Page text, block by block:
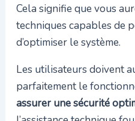
Cela signifie que vous
techniques capables de
d’optimiser le système.
Les utilisateurs doivent
parfaitement le
assurer une sécurité